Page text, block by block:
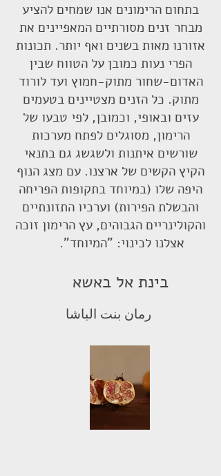
בינת אל באשא
رمان بنت الباشا
בתחום הרימונים אנו שמחים להציע
מבחר זנים מסורתיים המאפיינים את
אזורנו מאות בשנים ואף יותר. תכונות
הפרי נעות כמובן על הטווח שבין
האדום-שחור מתוק-חמוץ ועד לורוד
מתוק. כל הזנים מצטיינים בטעמים
עזים ובאופי, וכמובן, לפי טבעו של
הרימון, מסוגלים לפתח מערכות
שורשים איתנות ולשגשג גם בתנאי
הקיץ הקשים של ארצנו. עם מצג הנוף
היפה שלו (במיוחד בתקופות הפריחה
והבשלת הפירות) וערכיו התזונתיים
והקולינריים הגבוהים, עץ הרימון זוכה
אצלנו לכינוי: "המיוחד".